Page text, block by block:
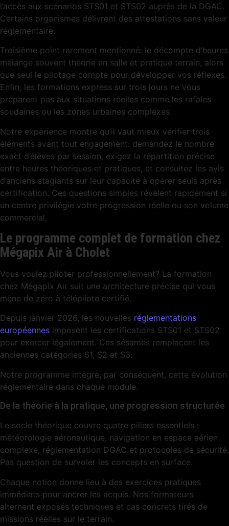
l’accès aux scénarios STS01 et STS02 auprès de la DGAC.
Certains organismes délivrent des attestations sans valeur
réglementaire.
Troisième point rarement mentionné: le décompte d’heures
mélange souvent théorie en salle et pratique terrain, alors
que seul le pilotage compte pour développer vos réflexes.
Enfin, les formations express sur trois jours ne vous
préparent pas aux situations réelles comme les rafales
soudaines ou les zones urbaines complexes.
Notre expérience montre qu’il vaut mieux vérifier trois
éléments avant tout engagement: demandez le nombre
exact d’élèves par session, exigez la répartition précise
entre heures théoriques et pratiques, et consultez les avis
d’anciens stagiants sur leur capacité à opérer seuls après
certification. Ces questions simples révèlent rapidement si
un centre privilégie votre progression réelle ou son volume
commercial.
Le programme complet de formation chez
Mégapix Air à Cholet
Vous voulez piloter professionnellement? La formation
chez Mégapix Air suit une architecture précise qui vous
mène de zéro à télépilote certifié.
Depuis janvier 2026, les nouvelles réglementations
européennes imposent les certifications STS01 et STS02
pour exercer légalement. Ces sésames remplacent les
anciennes catégories S1, S2 et S3.
Notre programme intègre, par conséquent, cette évolution
réglementaire dans chaque module.
De la théorie à la pratique, une progression structurée
Le socle théorique couvre quatre piliers essentiels :
météorologie aéronautique, navigation en espace aérien
complexe, réglementation DGAC et protocoles de sécurité.
Pas question de survoler les concepts en surface.
Chaque notion donne lieu à des exercices pratiques
immédiats pour ancrer les acquis. Nos formateurs
alternent exposés techniques et cas concrets tirés de
missions réelles sur le terrain.